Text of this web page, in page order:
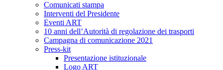
Comunicati stampa
Interventi del Presidente
Eventi ART
10 anni dell’Autorità di regolazione dei trasporti
Campagna di comunicazione 2021
Press-kit
Presentazione istituzionale
Logo ART